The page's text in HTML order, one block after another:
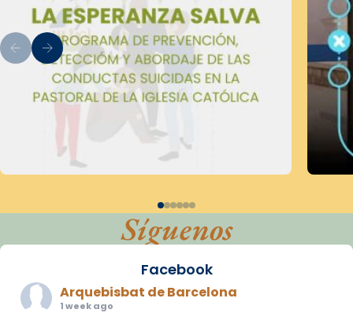
Síguenos
Facebook
Arquebisbat de Barcelona
1 week ago